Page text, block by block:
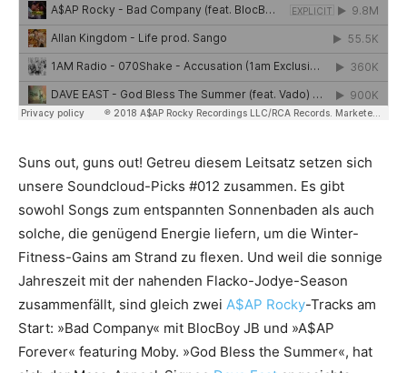
Suns out, guns out! Getreu diesem Leitsatz setzen sich
unsere Soundcloud-Picks #012 zusammen. Es gibt
sowohl Songs zum entspannten Sonnenbaden als auch
solche, die genügend Energie liefern, um die Winter-
Fitness-Gains am Strand zu flexen. Und weil die sonnige
Jahreszeit mit der nahenden Flacko-Jodye-Season
zusammenfällt, sind gleich zwei A$AP Rocky-Tracks am
Start: »Bad Company« mit BlocBoy JB und »A$AP
Forever« featuring Moby. »God Bless the Summer«, hat